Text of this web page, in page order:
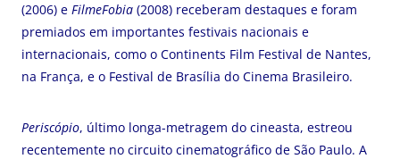
(2006) e FilmeFobia (2008) receberam destaques e foram
premiados em importantes festivais nacionais e
internacionais, como o Continents Film Festival de Nantes,
na França, e o Festival de Brasília do Cinema Brasileiro.
Periscópio, último longa-metragem do cineasta, estreou
recentemente no circuito cinematográfico de São Paulo. A